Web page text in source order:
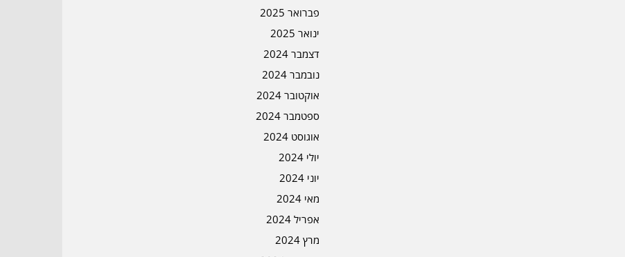
פברואר 2025
ינואר 2025
דצמבר 2024
נובמבר 2024
אוקטובר 2024
ספטמבר 2024
אוגוסט 2024
יולי 2024
יוני 2024
מאי 2024
אפריל 2024
מרץ 2024